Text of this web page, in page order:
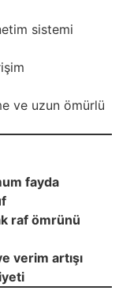
sistemi
ve uzun ömürlü
fayda
raf ömrünü
verim artışı